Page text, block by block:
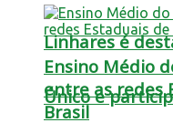
Linhares é
Único e
Ensino Médio
entre as redes
Brasil